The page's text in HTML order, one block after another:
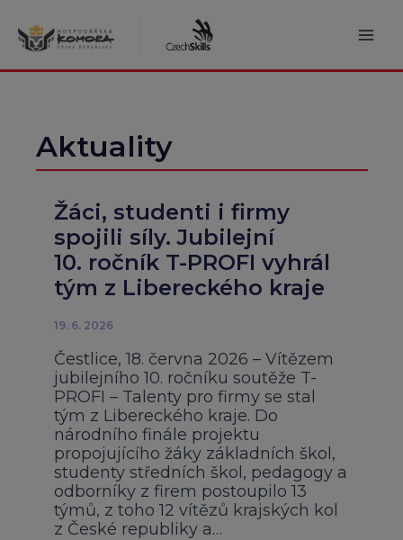
obsah
Aktuality
Žáci, studenti i firmy
spojili síly. Jubilejní
10. ročník T-PROFI vyhrál
tým z Libereckého kraje
19. 6. 2026
Čestlice, 18. června 2026 – Vítězem
jubilejního 10. ročníku soutěže T-
PROFI – Talenty pro firmy se stal
tým z Libereckého kraje. Do
národního finále projektu
propojujícího žáky základních škol,
studenty středních škol, pedagogy a
odborníky z firem postoupilo 13
týmů, z toho 12 vítězů krajských kol
z České republiky a…